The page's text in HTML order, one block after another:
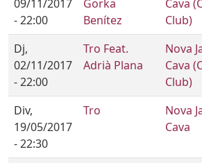
09/11/2017
- 22:00
Gorka
Benítez
Cava
Club)
Dj,
02/11/2017
- 22:00
Tro Feat.
Adrià Plana
Nova
Cava
Club)
Div,
19/05/2017
- 22:30
Tro
Nova
Cava